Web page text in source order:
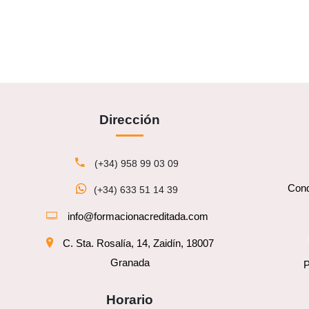
Dirección
(+34) 958 99 03 09
(+34) 633 51 14 39
info@formacionacreditada.com
C. Sta. Rosalía, 14, Zaidín, 18007
Granada
Horario